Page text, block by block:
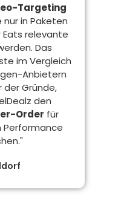
Targeting
in Paketen
relevante
Das
im Vergleich
Anbietern
der Gründe,
den
Order für
Performance